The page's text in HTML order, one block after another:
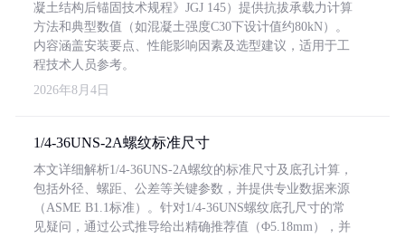
凝土结构后锚固技术规程》JGJ 145）提供抗拔承载力计算
方法和典型数值（如混凝土强度C30下设计值约80kN）。
内容涵盖安装要点、性能影响因素及选型建议，适用于工
程技术人员参考。
2026年8月4日
1/4-36UNS-2A螺纹标准尺寸
本文详细解析1/4-36UNS-2A螺纹的标准尺寸及底孔计算，
包括外径、螺距、公差等关键参数，并提供专业数据来源
（ASME B1.1标准）。针对1/4-36UNS螺纹底孔尺寸的常
见疑问，通过公式推导给出精确推荐值（Φ5.18mm），并